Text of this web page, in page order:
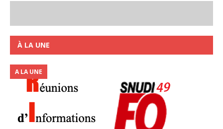
À LA UNE
A LA UNE